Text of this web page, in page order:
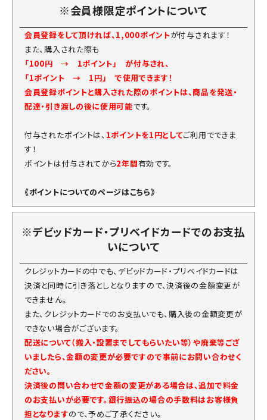
※会員様限定ポイントについて
会員登録をして頂ければ、1,000ポイントが付与されます！
また、購入された際も
「100円 → 1ポイント」 が付与され、
「1ポイント → 1円」 で使用できます！
会員登録ポイントと購入された際のポイントは、商品を発送・
配達・引き渡しの後に使用可能です。
付与されたポイントは、 1ポイントを1円としてご利用でできま
す！
ポイントは付与されてから2年間有効です。
《ポイントについてのページはこちら》
※デビッドカード・プリベイドカードでのお支払
いについて
クレジットカードの中でも、デビッドカード・プリベイドカードは
決済と同時に引き落としとなりますので、決済後の金額変更が
できません。
また、クレジットカードでのお支払いでも、購入後の金額変更が
できない場合がございます。
配送について（搬入・設置までしてもらいたい等）や廃棄等ござ
いましたら、金額の変更が必要ですので事前にお問い合わせく
ださい。
決済後の問い合わせで金額の変更がある場合は、追加で料金
のお支払いが必要です。銀行振込の場合の手数料はお客様負
担となりますので、予めご了承ください。